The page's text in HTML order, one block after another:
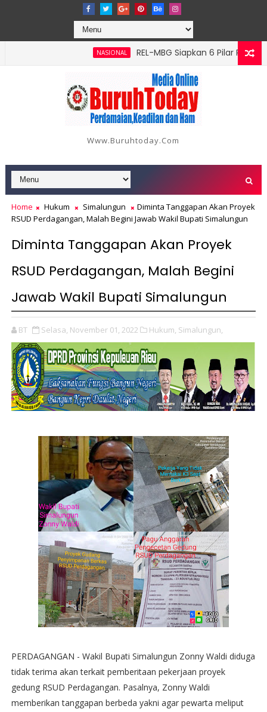
NASIONAL
‎REL-MBG Siapkan 6 Pilar Program
Serangan, Hutama Karya Uji Coba Contraflow di KM 55
Www.buruhtoday.com
Home Hukum Simalungun
Diminta Tanggapan Akan Proyek
RSUD Perdagangan, Malah Begini Jawab Wakil Bupati Simalungun
Diminta Tanggapan Akan Proyek
RSUD Perdagangan, Malah Begini
Jawab Wakil Bupati Simalungun
BT Selasa, November 01, 2022 Hukum, Simalungun,
PERDAGANGAN - Wakil Bupati Simalungun Zonny Waldi diduga
tidak terima akan terkait pemberitaan pekerjaan proyek
gedung RSUD Perdagangan. Pasalnya, Zonny Waldi
memberikan tanggapan berbeda yakni agar pewarta meliput